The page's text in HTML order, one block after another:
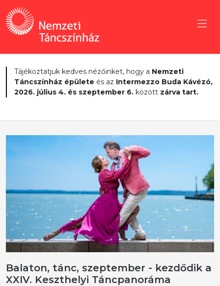
Tájékoztatjuk kedves nézőinket, hogy a Nemzeti
Táncszínház épülete és az Intermezzo Buda Kávézó,
2026. július 4. és szeptember 6. között zárva tart.
Balaton, tánc, szeptember - kezdődik a
XXIV. Keszthelyi Táncpanoráma